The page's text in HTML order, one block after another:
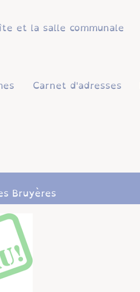
et la salle communale
Carnet d'adresses
Bruyères